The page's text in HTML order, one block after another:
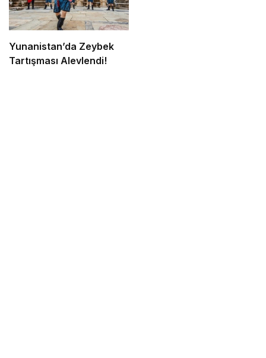
Yunanistan’da Zeybek
Tartışması Alevlendi!